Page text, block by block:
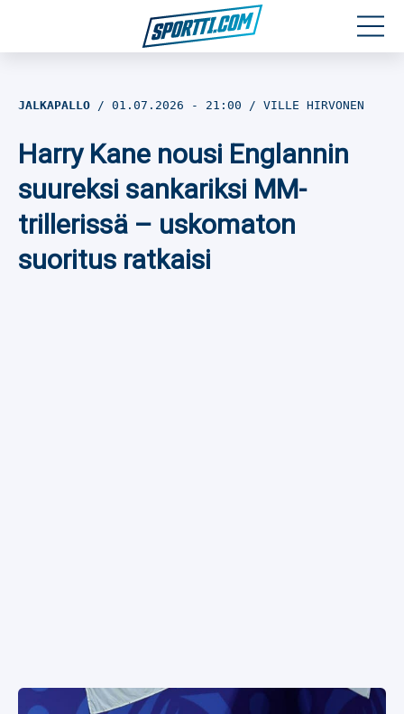
Jalkapallo
Yleisurheilu
Talviurheilu
JALKAPALLO 01.07.2026 - 21:00 VILLE HIRVONEN
Harry Kane nousi Englannin
suureksi sankariksi MM-
trillerissä – uskomaton
suoritus ratkaisi